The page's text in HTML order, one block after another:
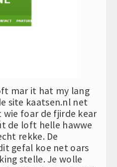
mar it hat my lang
site kaatsen.nl net
wie foar de fjirde kear
de loft helle hawwe
rekke. De
gefal koe net oars
stelle. Je wolle